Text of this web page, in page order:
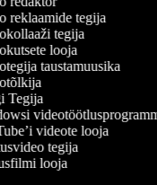
reklaamide tegija
tegija
looja
taustamuusika
videotöötlusprogramm
videote looja
tegija
looja